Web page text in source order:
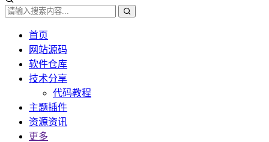
首页
网站源码
软件仓库
技术分享
代码教程
主题插件
资源资讯
更多